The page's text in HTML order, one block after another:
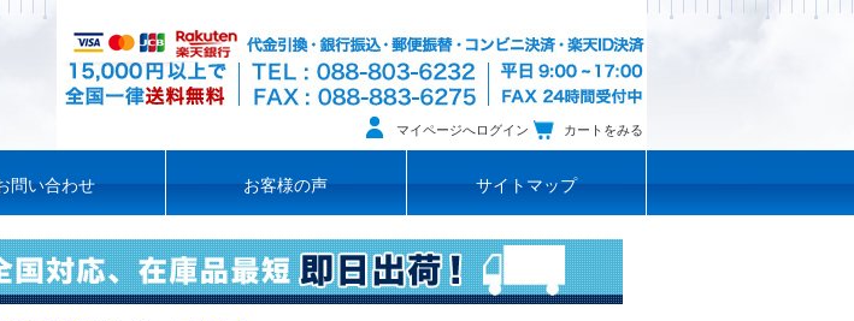
マイページへログイン カートをみる
問い合わせ お客様の声 サイトマップ